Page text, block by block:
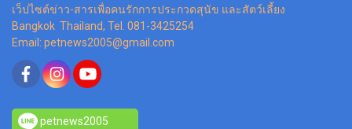
เว็ปไซต์ข่าว-สารเพื่อคนรักการประกวดสุนัข และสัตว์เลี้ยง
Bangkok Thailand, Tel. 081-3425254
Email: petnews2005@gmail.com
petnews2005